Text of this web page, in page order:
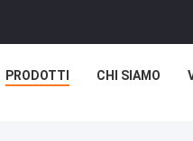
PRODOTTI CHI SIAMO